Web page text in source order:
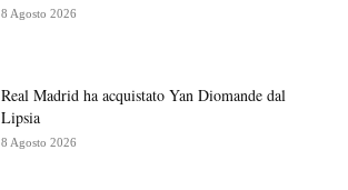
8 Agosto 2026
Real Madrid ha acquistato Yan Diomande dal
Lipsia
8 Agosto 2026